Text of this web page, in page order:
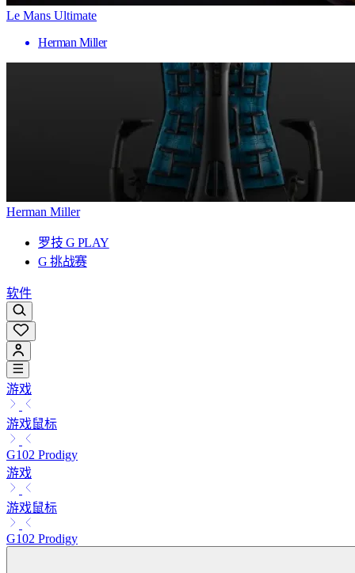
Le Mans Ultimate
Herman Miller
Herman Miller
罗技 G PLAY
G 挑战赛
软件
游戏
游戏鼠标
G102 Prodigy
游戏
游戏鼠标
G102 Prodigy